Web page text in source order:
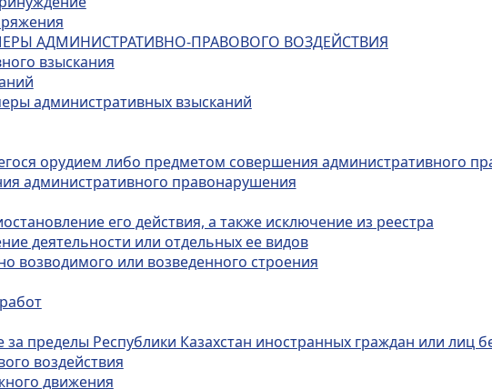
АДМИНИСТРАТИВНО-ПРАВОВОГО ВОЗДЕЙСТВИЯ
взыскания
административных взысканий
орудием либо предметом совершения административного
административного правонарушения
его действия, а также исключение из реестра
деятельности или отдельных ее видов
возводимого или возведенного строения
пределы Республики Казахстан иностранных граждан или лиц
воздействия
движения